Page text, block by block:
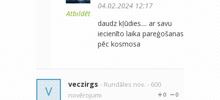
Atbildēt
04.02.2024 12:17
daudz kļūdies.... ar savu
iecienīto laika pareģošanas
pēc kosmosa
V veczirgs - Rundāles nov. - 600
novērojumi
0
0